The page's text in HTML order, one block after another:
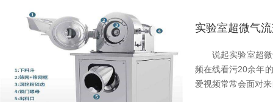
实验室超微气
说起实验室超微气
频在线看污20余年的
爱视频常常会面对来